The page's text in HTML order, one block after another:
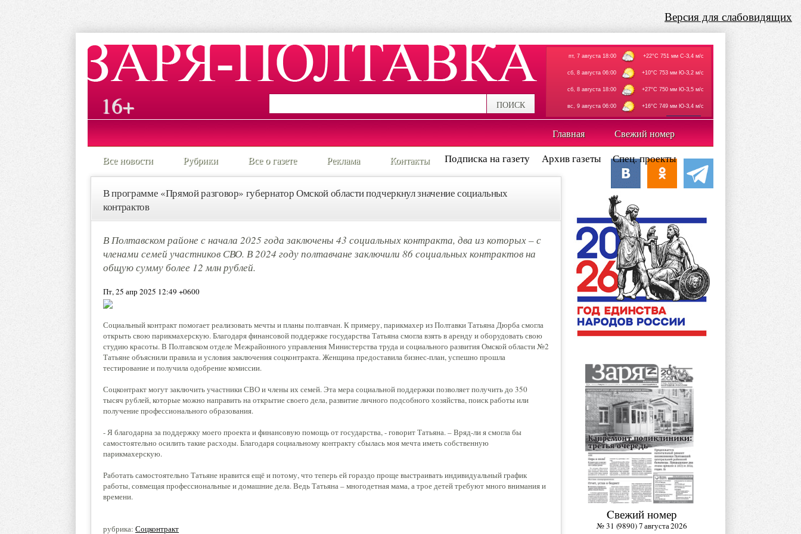
Версия для слабовидящих
16+ ПОИСК
пт, 7 августа 18:00 +22°C 751 мм С-З,4 м/с
сб, 8 августа 06:00 +10°C 753 мм Ю-З,2 м/с
сб, 8 августа 18:00 +27°C 750 мм Ю-З,5 м/с
вс, 9 августа 06:00 +16°C 749 мм Ю-З,4 м/с
Главная Свежий номер
Все новости Рубрики Все о газете Реклама Контакты Подписка на газету Архив газеты Спец. проекты
В программе «Прямой разговор» губернатор Омской области подчеркнул значение социальных
контрактов
В Полтавском районе с начала 2025 года заключены 43 социальных контракта, два из которых – с
членами семей участников СВО. В 2024 году полтавчане заключили 86 социальных контрактов на
общую сумму более 12 млн рублей.
Пт, 25 апр 2025 12:49 +0600
Социальный контракт помогает реализовать мечты и планы полтавчан. К примеру, парикмахер из Полтавки Татьяна Дюрба смогла
открыть свою парикмахерскую. Благодаря финансовой поддержке государства Татьяна смогла взять в аренду и оборудовать свою
студию красоты. В Полтавском отделе Межрайонного управления Министерства труда и социального развития Омской области №2
Татьяне объяснили правила и условия заключения соцконтракта. Женщина предоставила бизнес-план, успешно прошла
тестирование и получила одобрение комиссии.
Соцконтракт могут заключить участники СВО и члены их семей. Эта мера социальной поддержки позволяет получить до 350
тысяч рублей, которые можно направить на открытие своего дела, развитие личного подсобного хозяйства, поиск работы или
получение профессионального образования.
- Я благодарна за поддержку моего проекта и финансовую помощь от государства, - говорит Татьяна. – Вряд-ли я смогла бы
самостоятельно осилить такие расходы. Благодаря социальному контракту сбылась моя мечта иметь собственную
парикмахерскую.
Работать самостоятельно Татьяне нравится ещё и потому, что теперь ей гораздо проще выстраивать индивидуальный график
работы, совмещая профессиональные и домашние дела. Ведь Татьяна – многодетная мама, а трое детей требуют много внимания и
времени.
рубрика: Соцконтракт
Cвежий номер
№ 31 (9890) 7 августа 2026